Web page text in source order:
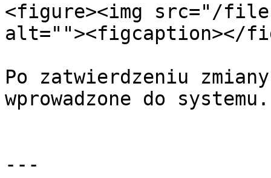
<figure><img src="/
alt=""><figcaption></
Po zatwierdzeniu
wprowadzone do systemu.
---